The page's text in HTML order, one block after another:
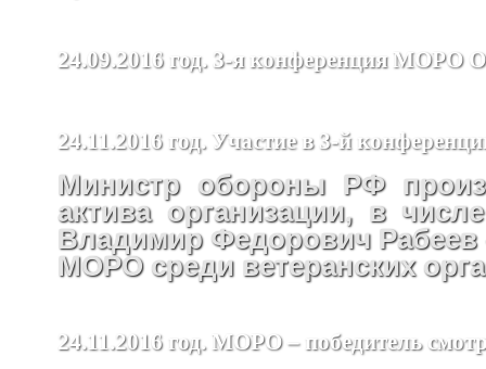
24.09.2016 год. 3-я конференция
24.11.2016 год. Участие в 3-й
Министр обороны РФ
актива организации, в
Владимир Федорович Рабеев
МОРО среди ветеранских
24.11.2016 год. МОРО – победитель